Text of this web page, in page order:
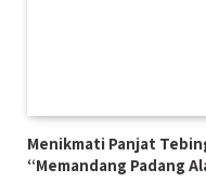
Menikmati Panjat
“Memandang Padang